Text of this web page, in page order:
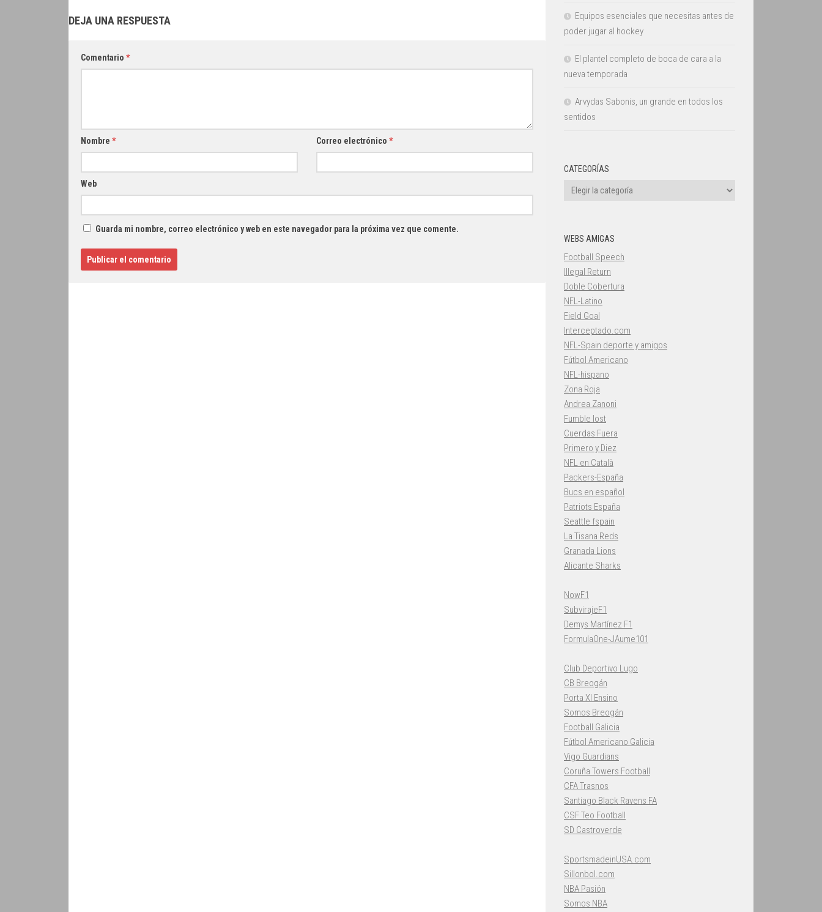
DEJA UNA RESPUESTA
Comentario *
Nombre * Correo electrónico *
Web
Guarda mi nombre, correo electrónico y web en este navegador para la próxima vez que comente.
Equipos esenciales que necesitas antes de
poder jugar al hockey
El plantel completo de boca de cara a la
nueva temporada
Arvydas Sabonis, un grande en todos los
sentidos
CATEGORÍAS
Categorías
WEBS AMIGAS
Football Speech
Illegal Return
Doble Cobertura
NFL-Latino
Field Goal
Interceptado.com
NFL-Spain deporte y amigos
Fútbol Americano
NFL-hispano
Zona Roja
Andrea Zanoni
Fumble lost
Cuerdas Fuera
Primero y Diez
NFL en Català
Packers-España
Bucs en español
Patriots España
Seattle fspain
La Tisana Reds
Granada Lions
Alicante Sharks
NowF1
SubvirajeF1
Demys Martínez F1
FormulaOne-JAume101
Club Deportivo Lugo
CB Breogán
Porta XI Ensino
Somos Breogán
Football Galicia
Fútbol Americano Galicia
Vigo Guardians
Coruña Towers Football
CFA Trasnos
Santiago Black Ravens FA
CSF Teo Football
SD Castroverde
SportsmadeinUSA.com
Sillonbol.com
NBA Pasión
Somos NBA